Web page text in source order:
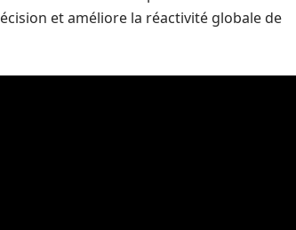
et améliore la réactivité globale de